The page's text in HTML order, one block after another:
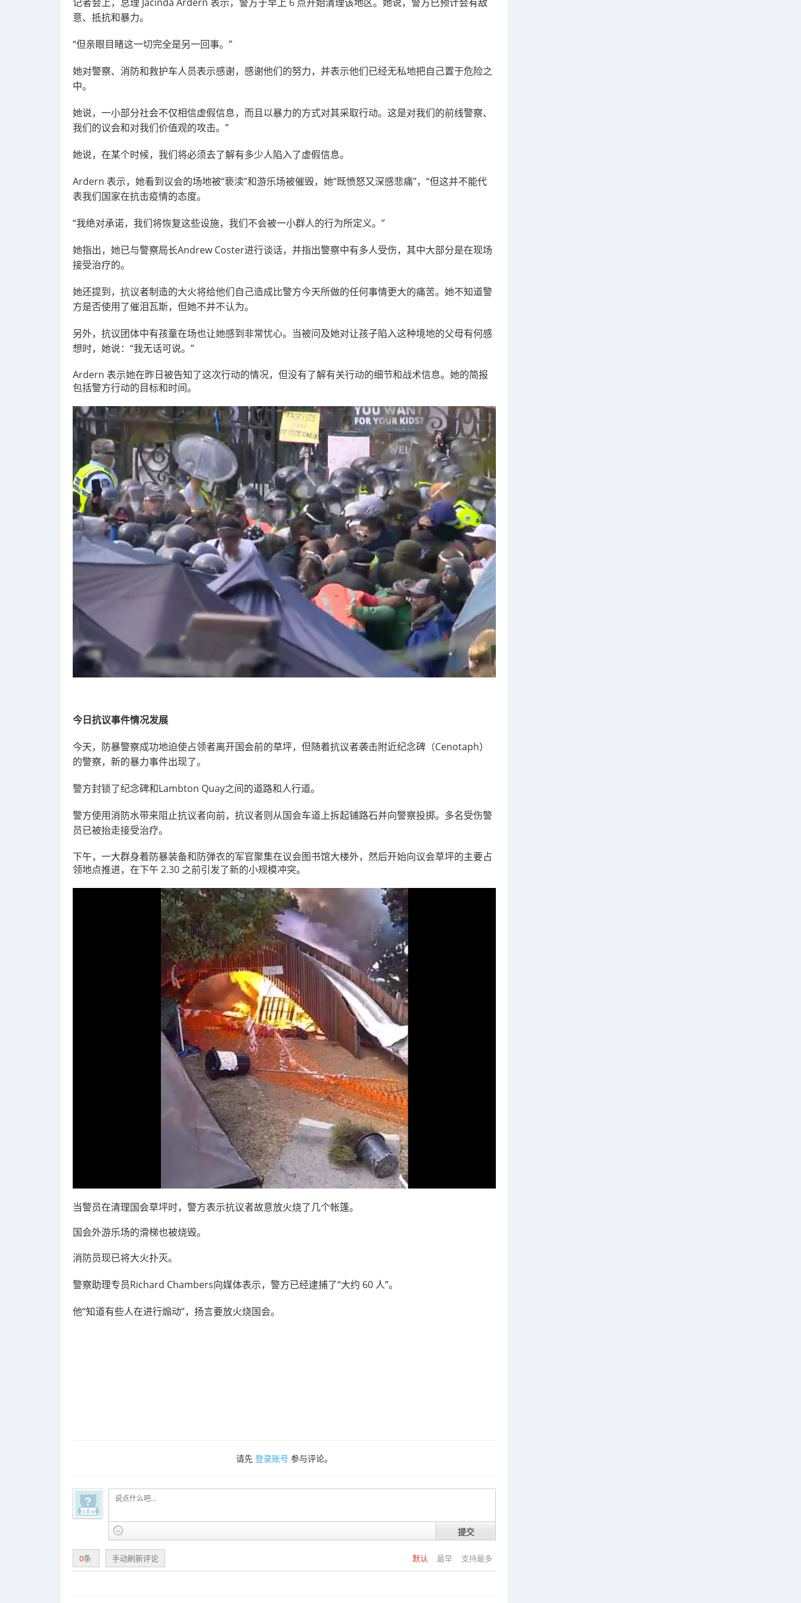
意、抵抗和暴力。
“但亲眼目睹这一切完全是另一回事。”
她对警察、消防和救护车人员表示感谢，感谢他们的努力，并表示他们已经无私地把自己置于危险之
中。
她说，一小部分社会不仅相信虚假信息，而且以暴力的方式对其采取行动。这是对我们的前线警察、
我们的议会和对我们价值观的攻击。”
她说，在某个时候，我们将必须去了解有多少人陷入了虚假信息。
Ardern 表示，她看到议会的场地被“亵渎”和游乐场被催毁，她“既愤怒又深感悲痛”，“但这并不能代
表我们国家在抗击疫情的态度。
“我绝对承诺，我们将恢复这些设施，我们不会被一小群人的行为所定义。”
她指出，她已与警察局长Andrew Coster进行谈话，并指出警察中有多人受伤，其中大部分是在现场
接受治疗的。
她还提到，抗议者制造的大火将给他们自己造成比警方今天所做的任何事情更大的痛苦。她不知道警
方是否使用了催泪瓦斯，但她不并不认为。
另外，抗议团体中有孩童在场也让她感到非常忧心。当被问及她对让孩子陷入这种境地的父母有何感
想时，她说：“我无话可说。”
Ardern 表示她在昨日被告知了这次行动的情况，但没有了解有关行动的细节和战术信息。她的简报
包括警方行动的目标和时间。
今日抗议事件情况发展
今天，防暴警察成功地迫使占领者离开国会前的草坪，但随着抗议者袭击附近纪念碑（Cenotaph）
的警察，新的暴力事件出现了。
警方封锁了纪念碑和Lambton Quay之间的道路和人行道。
警方使用消防水带来阻止抗议者向前，抗议者则从国会车道上拆起铺路石并向警察投掷。多名受伤警
员已被抬走接受治疗。
下午，一大群身着防暴装备和防弹衣的军官聚集在议会图书馆大楼外，然后开始向议会草坪的主要占
领地点推进，在下午 2.30 之前引发了新的小规模冲突。
当警员在清理国会草坪时，警方表示抗议者故意放火烧了几个帐篷。
国会外游乐场的滑梯也被烧毁。
消防员现已将大火扑灭。
警察助理专员Richard Chambers向媒体表示，警方已经逮捕了“大约 60 人”。
他“知道有些人在进行煽动”，扬言要放火烧国会。
请先 登录账号 参与评论。
提交
默认 最早 支持最多
0条 手动刷新评论